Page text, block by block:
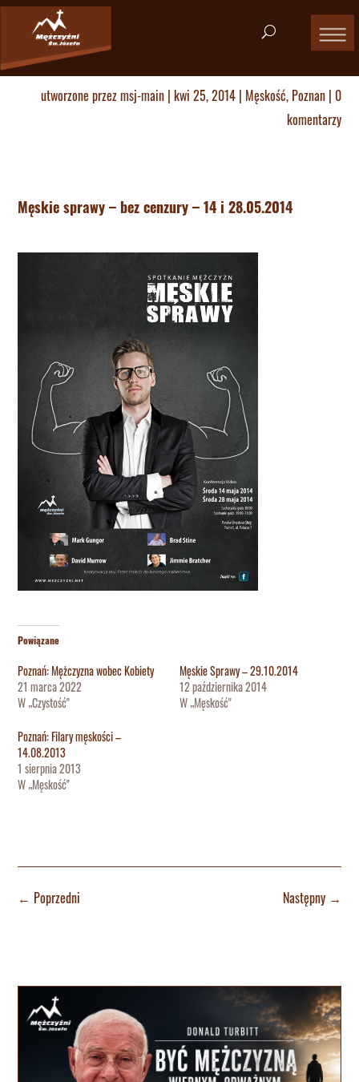
utworzone przezmsj-main| kwi 25, 2014| Męskość, Poznan| 0
komentarzy
Męskie sprawy – bez cenzury – 14 i 28.05.2014
Powiązane
Poznań: Mężczyzna wobec Kobiety
21 marca 2022
W „Czystość"
Męskie Sprawy – 29.10.2014
12 października 2014
W „Męskość"
Poznań: Filary męskości –
14.08.2013
1 sierpnia 2013
W „Męskość"
← Poprzedni Następny→